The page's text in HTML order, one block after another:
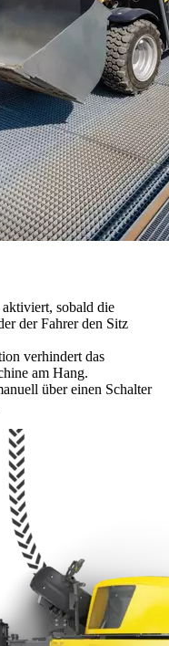
sobald die
der Fahrer den Sitz
verhindert das
am Hang.
über einen Schalter